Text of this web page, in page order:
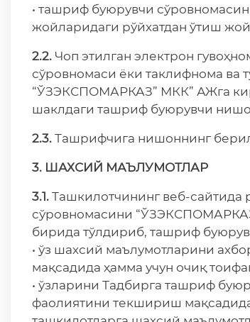
• ташриф буюрувчи
жойларидаги рўйхатдан ўтиш
2.2. Чоп этилган электрон
сўровномаси ёки таклифнома ва
“ЎЗЭКСПОМАРКАЗ” МКК” АЖга
шаклдаги ташриф буюрувчи
2.3. Ташрифчига нишоннинг
3. ШАХСИЙ МАЪЛУМОТЛАР
3.1. Ташкилотчининг веб-сайтида
сўровномасини
бирида тўлдириб, ташриф
• ўз шахсий маълумотларини
мақсадида ҳамма учун очиқ
• ўзларини Тадбирга ташриф
фаолиятини текшириш